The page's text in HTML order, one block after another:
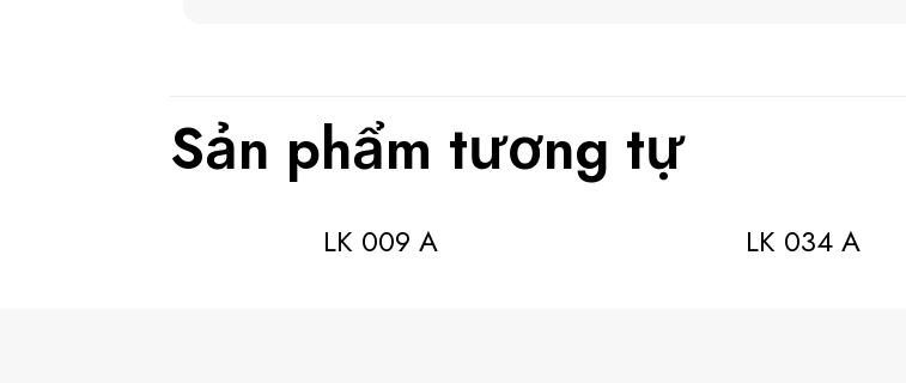
Sản phẩm tương tự
LK 009 A LK 034 A